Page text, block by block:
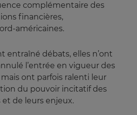
complémentaire des
financières,
américaines.
entraîné débats, elles n’ont
l’entrée en vigueur des
ont parfois ralenti leur
du pouvoir incitatif des
de leurs enjeux.